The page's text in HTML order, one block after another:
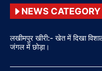
NEWS CATEGORY
लखीमपुर खीरी:- खेत में दिखा
जंगल में छोड़ा।